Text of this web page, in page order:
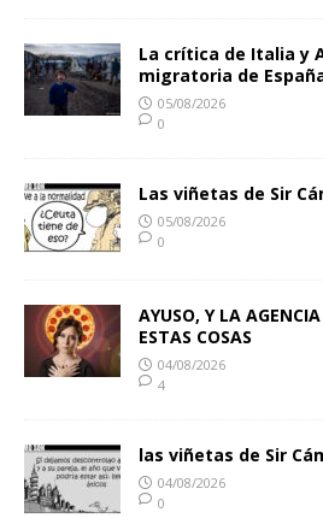
La crítica de Italia y
migratoria de
05/08/2026
0
Las viñetas de Sir
05/08/2026
0
AYUSO, Y LA
ESTAS COSAS
04/08/2026
4
las viñetas de Sir
04/08/2026
0